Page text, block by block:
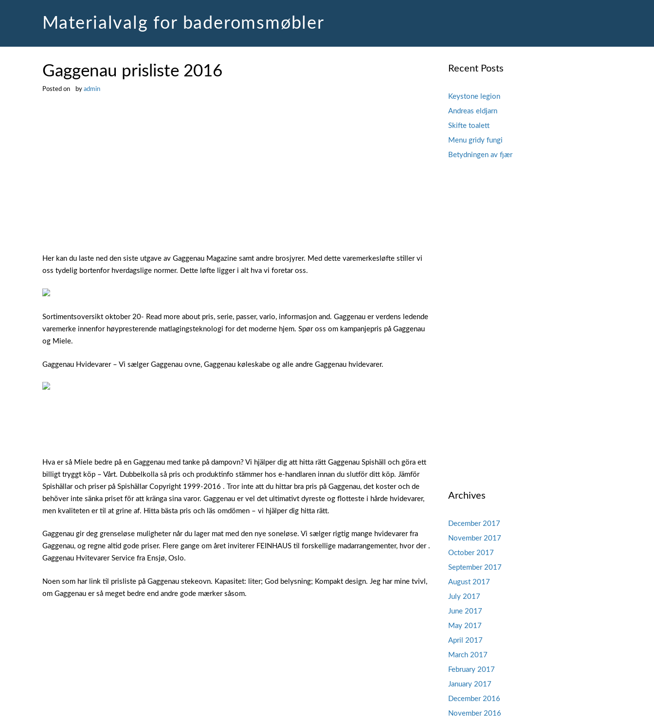
Materialvalg for baderomsmøbler
Gaggenau prisliste 2016
Posted on by admin
Her kan du laste ned den siste utgave av Gaggenau Magazine samt andre brosjyrer. Med dette varemerkesløfte stiller vi
oss tydelig bortenfor hverdagslige normer. Dette løfte ligger i alt hva vi foretar oss.
Sortimentsoversikt oktober 20- Read more about pris, serie, passer, vario, informasjon and. Gaggenau er verdens ledende
varemerke innenfor høypresterende matlagingsteknologi for det moderne hjem. Spør oss om kampanjepris på Gaggenau
og Miele.
Gaggenau Hvidevarer – Vi sælger Gaggenau ovne, Gaggenau køleskabe og alle andre Gaggenau hvidevarer.
Hva er så Miele bedre på en Gaggenau med tanke på dampovn? Vi hjälper dig att hitta rätt Gaggenau Spishäll och göra ett
billigt tryggt köp – Vårt. Dubbelkolla så pris och produktinfo stämmer hos e-handlaren innan du slutför ditt köp. Jämför
Spishällar och priser på Spishällar Copyright 1999-2016 . Tror inte att du hittar bra pris på Gaggenau, det koster och de
behöver inte sänka priset för att kränga sina varor. Gaggenau er vel det ultimativt dyreste og flotteste i hårde hvidevarer,
men kvaliteten er til at grine af. Hitta bästa pris och läs omdömen – vi hjälper dig hitta rätt.
Gaggenau gir deg grenseløse muligheter når du lager mat med den nye soneløse. Vi sælger rigtig mange hvidevarer fra
Gaggenau, og regne altid gode priser. Flere gange om året inviterer FEINHAUS til forskellige madarrangementer, hvor der .
Gaggenau Hvitevarer Service fra Ensjø, Oslo.
Noen som har link til prisliste på Gaggenau stekeovn. Kapasitet: liter; God belysning; Kompakt design. Jeg har mine tvivl,
om Gaggenau er så meget bedre end andre gode mærker såsom.
Recent Posts
Keystone legion
Andreas eldjarn
Skifte toalett
Menu gridy fungi
Betydningen av fjær
Archives
December 2017
November 2017
October 2017
September 2017
August 2017
July 2017
June 2017
May 2017
April 2017
March 2017
February 2017
January 2017
December 2016
November 2016